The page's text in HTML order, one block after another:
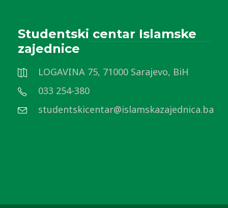
Studentski centar Islamske
zajednice
LOGAVINA 75, 71000 Sarajevo, BiH
033 254-380
studentskicentar@islamskazajednica.ba